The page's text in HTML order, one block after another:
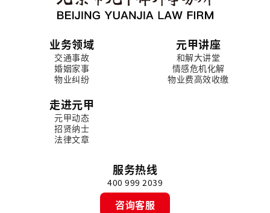
业务领域
交通事故
婚姻家事
物业纠纷
元甲讲座
和解大讲堂
情感危机化解
物业费高效收缴
走进元甲
元甲动态
招贤纳士
法律文章
服务热线
400 999 2039
咨询客服